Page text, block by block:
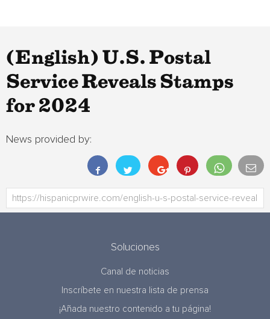
(English) U.S. Postal
Service Reveals Stamps
for 2024
News provided by:
Soluciones
Canal de noticias
Inscríbete en nuestra lista de prensa
¡Añada nuestro contenido a tu página!